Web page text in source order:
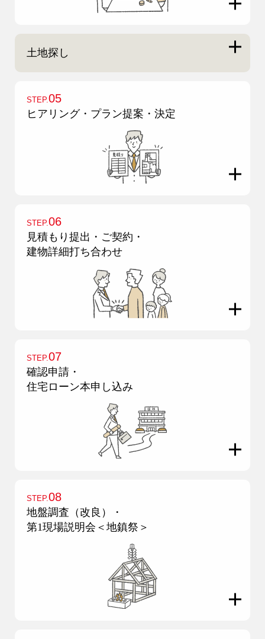
土地探し
STEP.05
ヒアリング・プラン提案・決定
STEP. 06
見積もり提出・ご契約・
建物詳細打ち合わせ
STEP. 07
確認申請・
住宅ローン本申し込み
STEP.08
地盤調査（改良）・
第1現場説明会＜地鎮祭＞
メンテナンス 安心保証制度
リフォーム・
リノベーション